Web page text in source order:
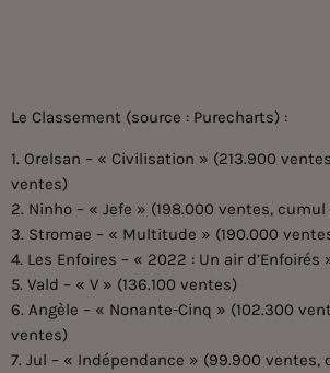
Le Classement (source : Purecharts) :
1. Orelsan – « Civilisation » (213.900
ventes)
2. Ninho – « Jefe » (198.000 ventes, cumul
3. Stromae – « Multitude » (190.000
4. Les Enfoires – « 2022 : Un air
5. Vald – « V » (136.100 ventes)
6. Angèle – « Nonante-Cinq » (102.300
ventes)
7. Jul – « Indépendance » (99.900 ventes,